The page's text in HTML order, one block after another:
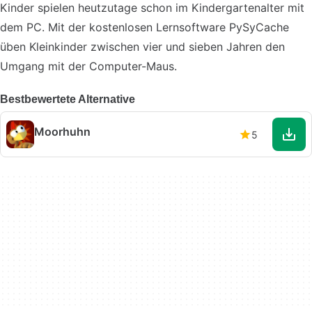
Kinder spielen heutzutage schon im Kindergartenalter mit
dem PC. Mit der kostenlosen Lernsoftware PySyCache
üben Kleinkinder zwischen vier und sieben Jahren den
Umgang mit der Computer-Maus.
Bestbewertete Alternative
Moorhuhn 5